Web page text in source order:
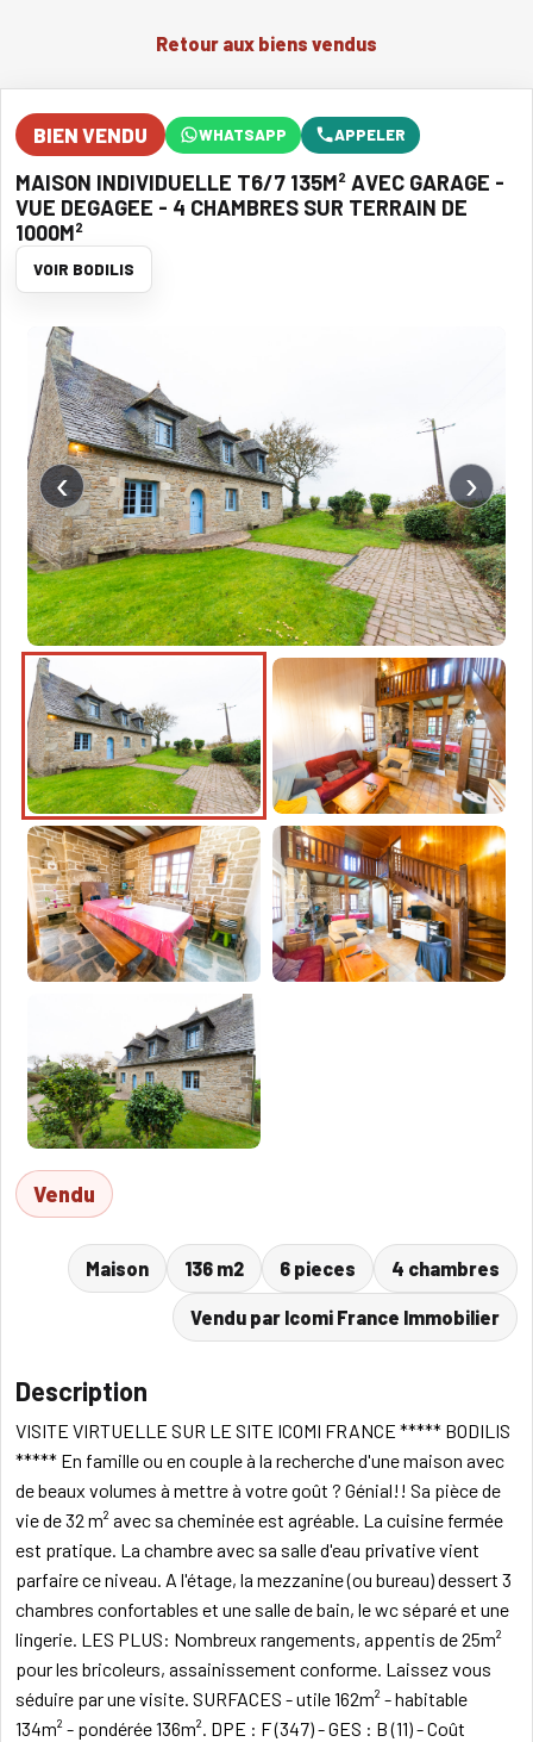
Retour aux biens vendus
BIEN VENDU WHATSAPP APPELER
MAISON INDIVIDUELLE T6/7 135M² AVEC GARAGE -
VUE DEGAGEE - 4 CHAMBRES SUR TERRAIN DE
1000M²
VOIR BODILIS
‹ ›
Vendu
Maison 136 m2 6 pieces 4 chambres
Vendu par Icomi France Immobilier
Description
VISITE VIRTUELLE SUR LE SITE ICOMI FRANCE ***** BODILIS
***** En famille ou en couple à la recherche d'une maison avec
de beaux volumes à mettre à votre goût ? Génial!! Sa pièce de
vie de 32 m² avec sa cheminée est agréable. La cuisine fermée
est pratique. La chambre avec sa salle d'eau privative vient
parfaire ce niveau. A l'étage, la mezzanine (ou bureau) dessert 3
chambres confortables et une salle de bain, le wc séparé et une
lingerie. LES PLUS: Nombreux rangements, appentis de 25m²
pour les bricoleurs, assainissement conforme. Laissez vous
séduire par une visite. SURFACES - utile 162m² - habitable
134m² - pondérée 136m². DPE : F (347) - GES : B (11) - Coût